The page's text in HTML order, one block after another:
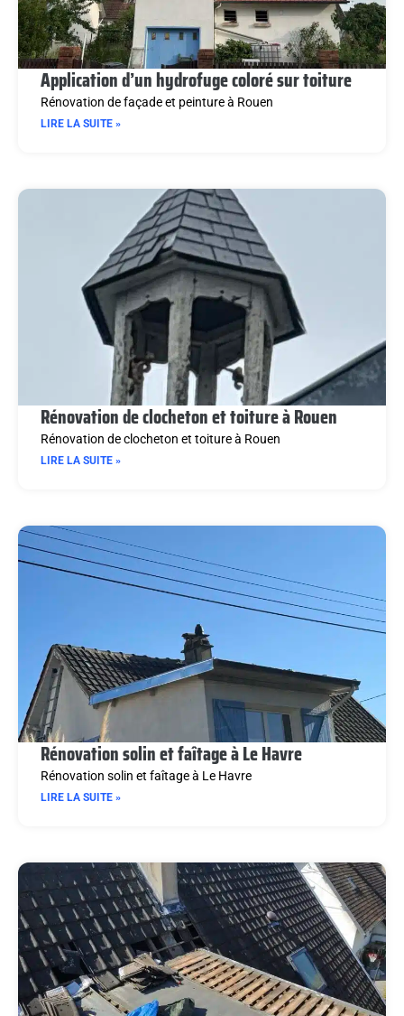
Application d’un hydrofuge coloré sur toiture
Rénovation de façade et peinture à Rouen
LIRE LA SUITE »
Rénovation de clocheton et toiture à Rouen
Rénovation de clocheton et toiture à Rouen
LIRE LA SUITE »
Rénovation solin et faîtage à Le Havre
Rénovation solin et faîtage à Le Havre
LIRE LA SUITE »